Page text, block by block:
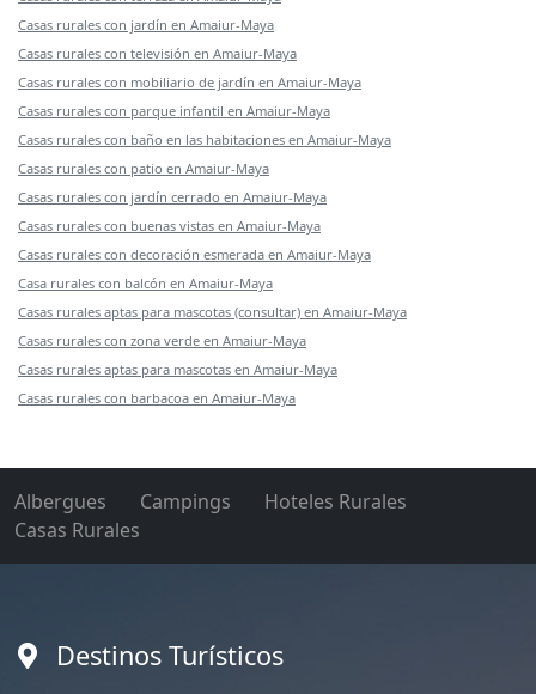
Casas rurales con jardín en Amaiur-Maya
Casas rurales con televisión en Amaiur-Maya
Casas rurales con mobiliario de jardín en Amaiur-Maya
Casas rurales con parque infantil en Amaiur-Maya
Casas rurales con baño en las habitaciones en Amaiur-Maya
Casas rurales con patio en Amaiur-Maya
Casas rurales con jardín cerrado en Amaiur-Maya
Casas rurales con buenas vistas en Amaiur-Maya
Casas rurales con decoración esmerada en Amaiur-Maya
Casa rurales con balcón en Amaiur-Maya
Casas rurales aptas para mascotas (consultar) en Amaiur-Maya
Casas rurales con zona verde en Amaiur-Maya
Casas rurales aptas para mascotas en Amaiur-Maya
Casas rurales con barbacoa en Amaiur-Maya
Albergues Campings
Hoteles Rurales
Casas Rurales
Destinos Turísticos